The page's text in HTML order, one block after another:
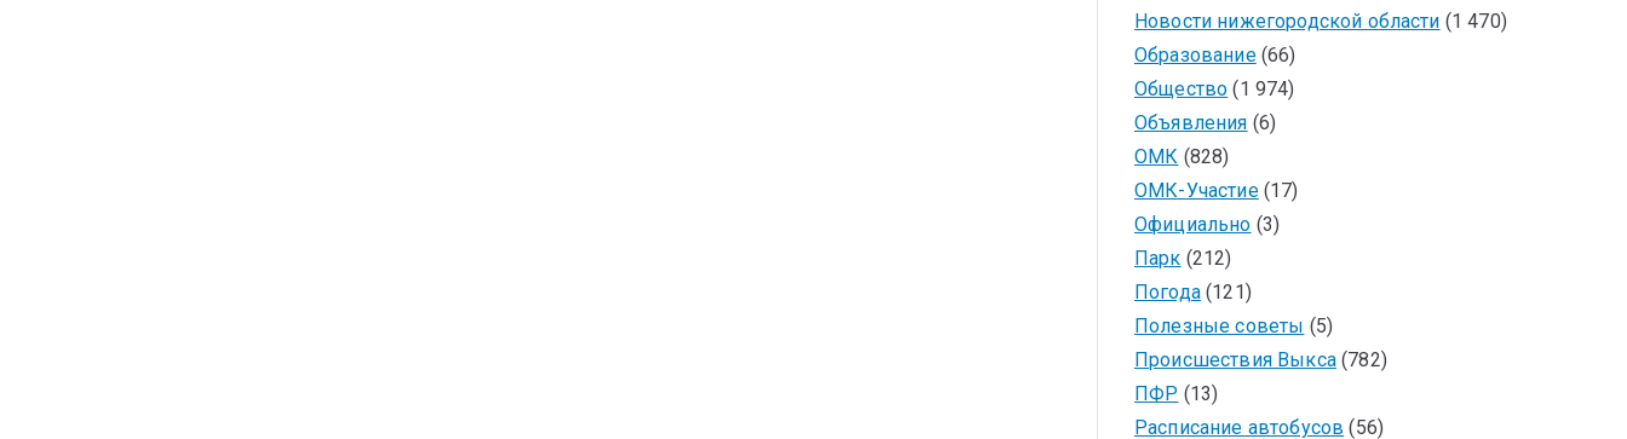
Новости нижегородской области (1 470)
Образование(66)
Общество (1 974)
Объявления (6)
ОМК (828)
ОМК-Участие(17)
Официально (3)
Парк (212)
Погода(121)
Полезные советы (5)
Происшествия Выкса(782)
ПФР (13)
Расписание автобусов (56)